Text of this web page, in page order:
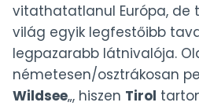
vitathatatlanul Európa, de
világ egyik legfestőibb
legpazarabb látnivalója.
németesen/osztrákosan
Wildsee„, hiszen Tirol